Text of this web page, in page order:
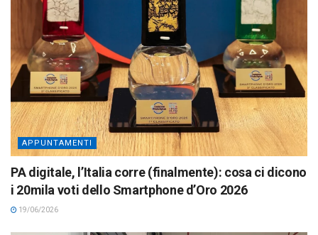
APPUNTAMENTI
PA digitale, l’Italia corre (finalmente): cosa ci dicono
i 20mila voti dello Smartphone d’Oro 2026
19/06/2026